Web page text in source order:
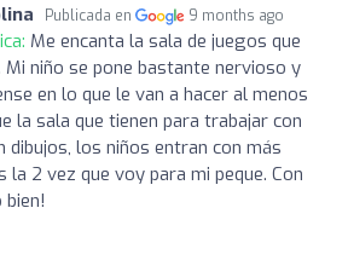
Publicada en 9 months ago
Me encanta la sala de juegos que
Mi niño se pone bastante nervioso y
en lo que le van a hacer al menos
la sala que tienen para trabajar con
dibujos, los niños entran con más
la 2 vez que voy para mi peque. Con